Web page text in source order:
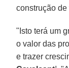
construção
"Isto terá um
o valor das
e trazer